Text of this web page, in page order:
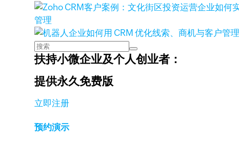
管理
扶持小微企业及个人创业者：
提供永久免费版
立即注册
预约演示